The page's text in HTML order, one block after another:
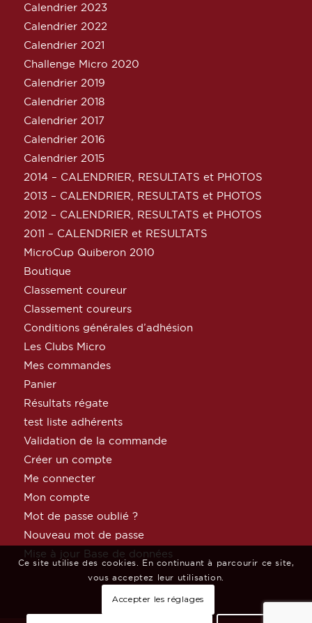
Calendrier 2023
Calendrier 2022
Calendrier 2021
Challenge Micro 2020
Calendrier 2019
Calendrier 2018
Calendrier 2017
Calendrier 2016
Calendrier 2015
2014 – CALENDRIER, RESULTATS et PHOTOS
2013 – CALENDRIER, RESULTATS et PHOTOS
2012 – CALENDRIER, RESULTATS et PHOTOS
2011 – CALENDRIER et RESULTATS
MicroCup Quiberon 2010
Boutique
Classement coureur
Classement coureurs
Conditions générales d’adhésion
Les Clubs Micro
Mes commandes
Panier
Résultats régate
test liste adhérents
Validation de la commande
Créer un compte
Me connecter
Mon compte
Mot de passe oublié ?
Nouveau mot de passe
Mise à jour Base de données
Ce site utilise des cookies. En continuant à parcourir ce site,
vous acceptez leur utilisation.
Accepter les réglages